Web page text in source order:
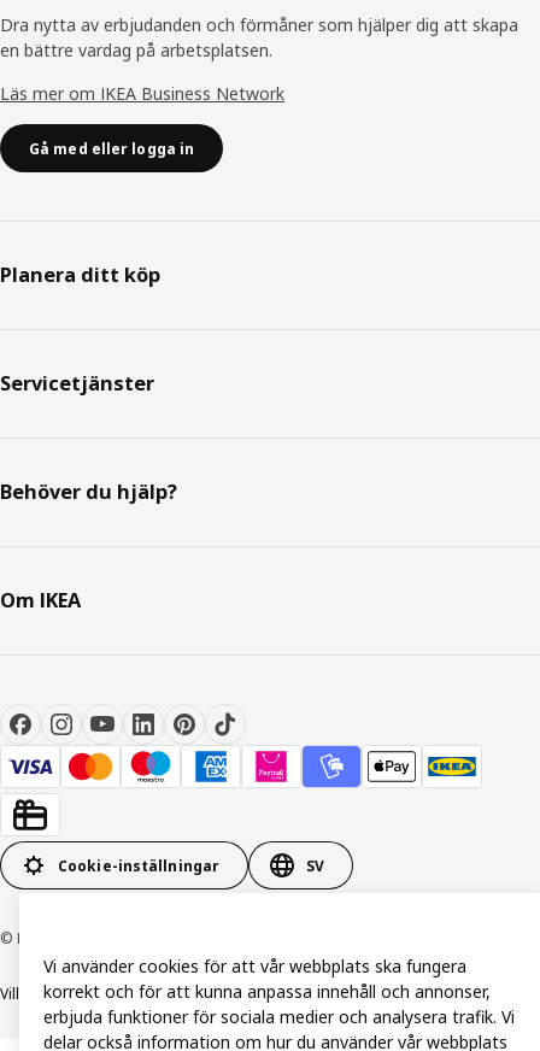
Dra nytta av erbjudanden och förmåner som hjälper dig att skapa
en bättre vardag på arbetsplatsen.
Läs mer om IKEA Business Network
Gå med eller logga in
Planera ditt köp
Servicetjänster
Behöver du hjälp?
Om IKEA
Cookie-inställningar SV
© Inter IKEA Systems B.V. 1999-2026
Villkor Integritetspolicy och dataskyddCookiepolicy
Vi använder cookies för att vår webbplats ska fungera
korrekt och för att kunna anpassa innehåll och annonser,
erbjuda funktioner för sociala medier och analysera trafik. Vi
delar också information om hur du använder vår webbplats